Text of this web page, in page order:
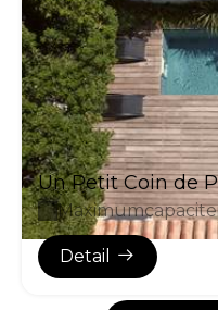
Un Petit Coin de
Detail